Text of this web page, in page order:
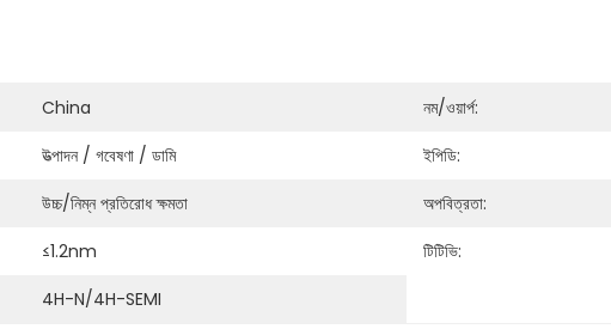
China নম/ওয়ার্প:
উত্পাদন / গবেষণা / ডামি ইপিডি:
উচ্চ/নিম্ন প্রতিরোধ ক্ষমতা অপবিত্রতা:
≤1.2nm টিটিভি:
4H-N/4H-SEMI